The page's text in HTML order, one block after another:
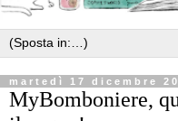
martedì 17 dicembre
MyBomboniere,